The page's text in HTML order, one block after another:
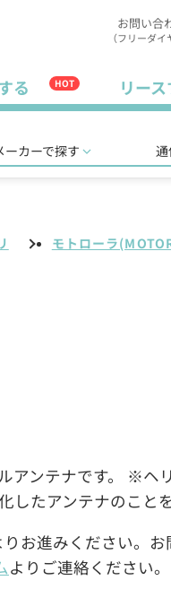
お問い合
（フリーダイ
る HOT リー
ーカーで探す
モトローラ
アンテナです。 ※ヘ
たアンテナのことを
お進みください。
よりご連絡ください。